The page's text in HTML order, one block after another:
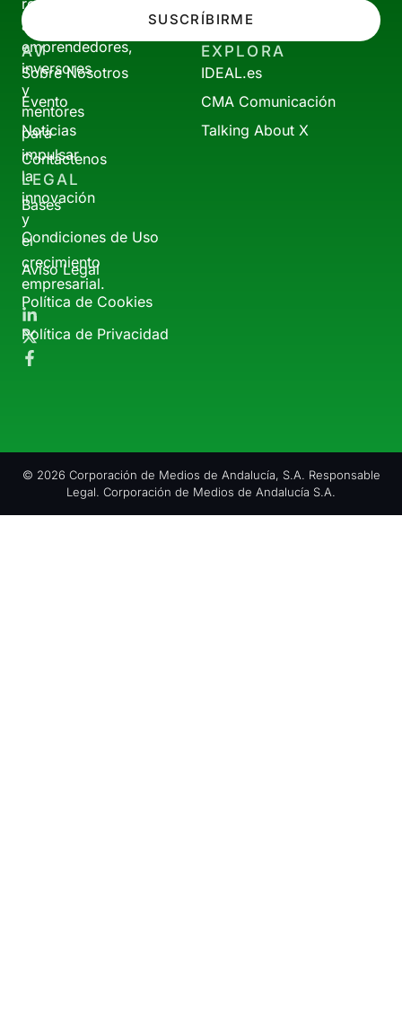
a
emprendedores,
inversores
y
mentores
para
impulsar
la
innovación
y
el
crecimiento
empresarial.
SUSCRÍBIRME
AV
Sobre Nosotros
Evento
Noticias
Contáctenos
EXPLORA
IDEAL.es
CMA Comunicación
Talking About X
LEGAL
Bases
Condiciones de Uso
Aviso Legal
Política de Cookies
Política de Privacidad
© 2026 Corporación de Medios de Andalucía, S.A. Responsable
Legal. Corporación de Medios de Andalucía S.A.